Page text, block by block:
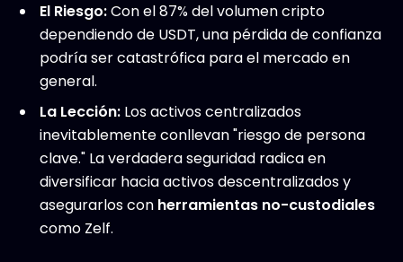
El Riesgo:Con el 87% del volumen cripto
dependiendo de USDT, una pérdida de confianza
podría ser catastrófica para el mercado en
general.
La Lección: Los activos centralizados
inevitablemente conllevan "riesgo de persona
clave." La verdadera seguridad radica en
diversificar hacia activos descentralizados y
asegurarlos con herramientas no-custodiales
como Zelf.